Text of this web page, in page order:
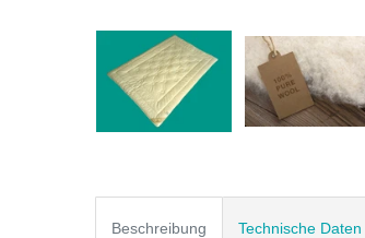
Beschreibung Technische Daten